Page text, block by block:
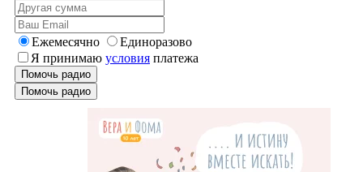
Ежемесячно
Единоразово
Я принимаю условия платежа
Помочь радио
Помочь радио